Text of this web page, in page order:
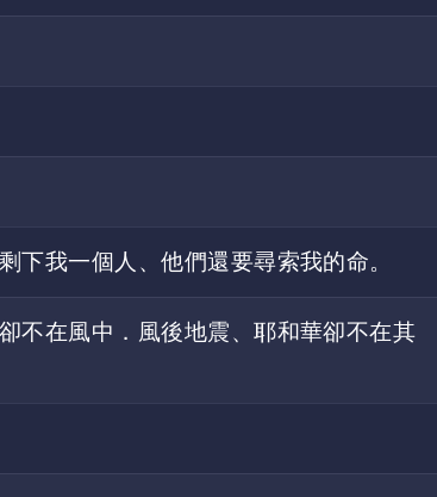
我一個人、他們還要尋索我的命。
不在風中．風後地震、耶和華卻不在其